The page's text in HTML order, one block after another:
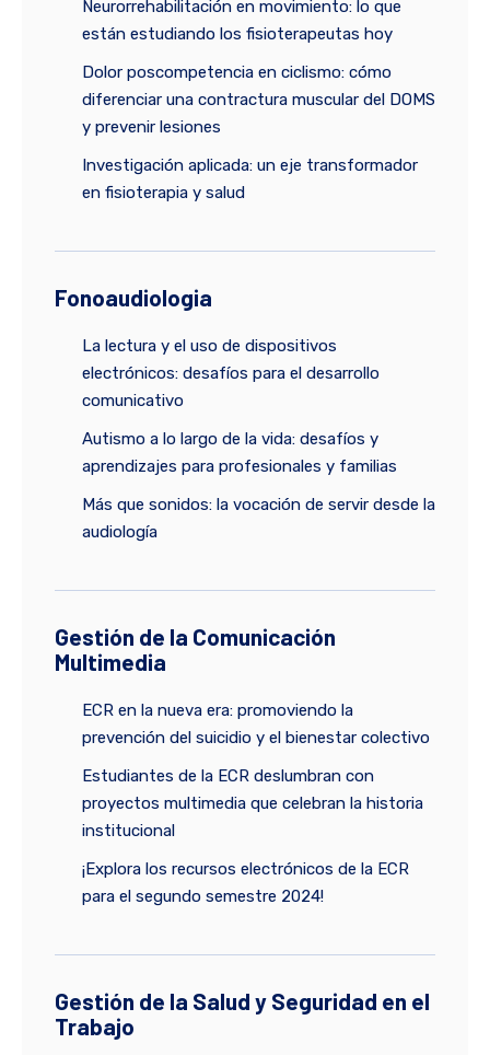
Neurorrehabilitación en movimiento: lo que
están estudiando los fisioterapeutas hoy
Dolor poscompetencia en ciclismo: cómo
diferenciar una contractura muscular del DOMS
y prevenir lesiones
Investigación aplicada: un eje transformador
en fisioterapia y salud
Fonoaudiologia
La lectura y el uso de dispositivos
electrónicos: desafíos para el desarrollo
comunicativo
Autismo a lo largo de la vida: desafíos y
aprendizajes para profesionales y familias
Más que sonidos: la vocación de servir desde la
audiología
Gestión de la Comunicación
Multimedia
ECR en la nueva era: promoviendo la
prevención del suicidio y el bienestar colectivo
Estudiantes de la ECR deslumbran con
proyectos multimedia que celebran la historia
institucional
¡Explora los recursos electrónicos de la ECR
para el segundo semestre 2024!
Gestión de la Salud y Seguridad en el
Trabajo